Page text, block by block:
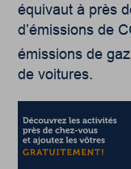
équivaut à près
d’émissions de
émissions de
de voitures.